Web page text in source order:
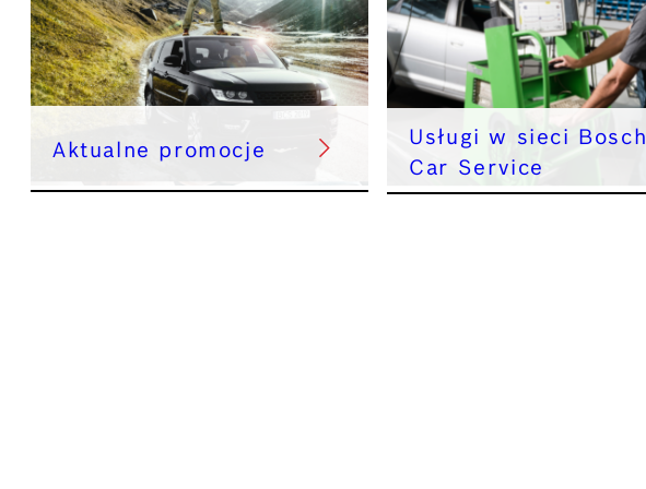
Aktualne promocje
Usługi w sieci Bosch
Car Service